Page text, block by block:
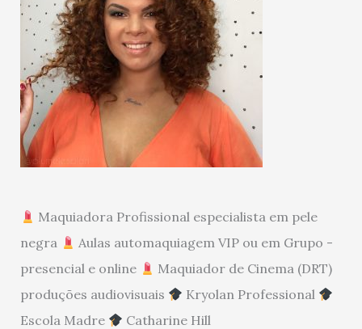
Maquiadora Profissional especialista em pele
negra
Aulas automaquiagem VIP ou em Grupo -
presencial e online
Maquiador de Cinema (DRT)
produções audiovisuais
Kryolan Professional
Escola Madre
Catharine Hill